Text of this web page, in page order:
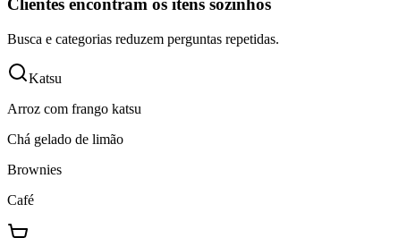
Clientes encontram os itens sozinhos
Busca e categorias reduzem perguntas repetidas.
Katsu
Arroz com frango katsu
Chá gelado de limão
Brownies
Café